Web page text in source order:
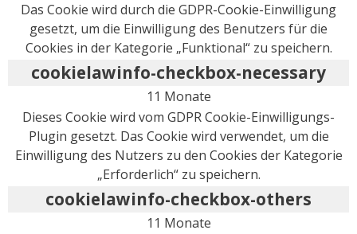
Das Cookie wird durch die GDPR-Cookie-Einwilligung
gesetzt, um die Einwilligung des Benutzers für die
Cookies in der Kategorie „Funktional“ zu speichern.
cookielawinfo-checkbox-necessary
11 Monate
Dieses Cookie wird vom GDPR Cookie-Einwilligungs-
Plugin gesetzt. Das Cookie wird verwendet, um die
Einwilligung des Nutzers zu den Cookies der Kategorie
„Erforderlich“ zu speichern.
cookielawinfo-checkbox-others
11 Monate